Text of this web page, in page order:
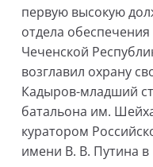
первую высокую
отдела
Чеченской
возглавил охрану
Кадыров-младший
батальона им.
куратором
имени В. В. Путина в